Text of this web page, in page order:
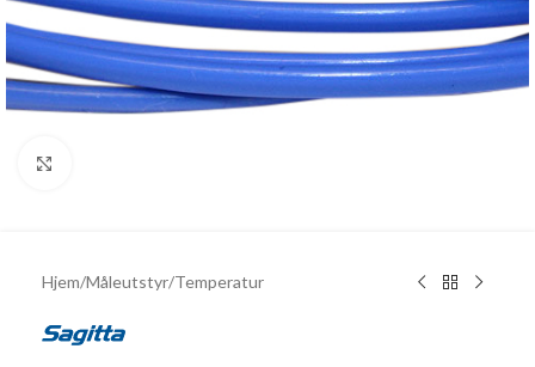
Hjem/Måleutstyr/Temperatur